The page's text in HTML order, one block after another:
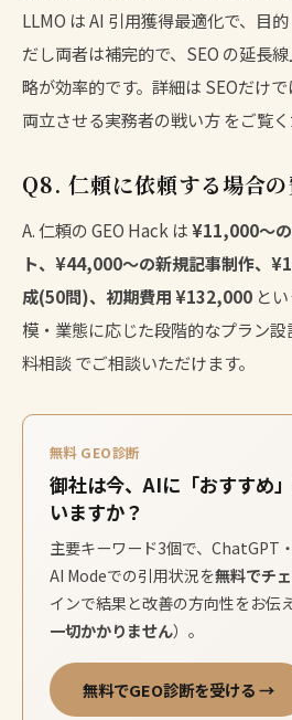
LLMO は AI 引用獲得最適化で、目
だし両者は補完的で、SEO の延長
略が効率的です。詳細は SEOだけ
両立させる実務者の戦い方をご覧く
Q8. 仁頼に依頼する場合の
A. 仁頼の GEO Hack は¥11,000〜の
ト、¥44,000〜の新規記事制作、
成(50問)、初期費用 ¥132,000 と
模・業態に応じた段階的なプラン
料相談でご相談いただけます。
無料 GEO診断
御社は今、AIに「おすすめ
いますか？
主要キーワード3個で、
AI Modeでの引用状況を無料でチ
インで結果と改善の方向性をお伝
一切かかりません）。
無料でGEO診断を受ける →